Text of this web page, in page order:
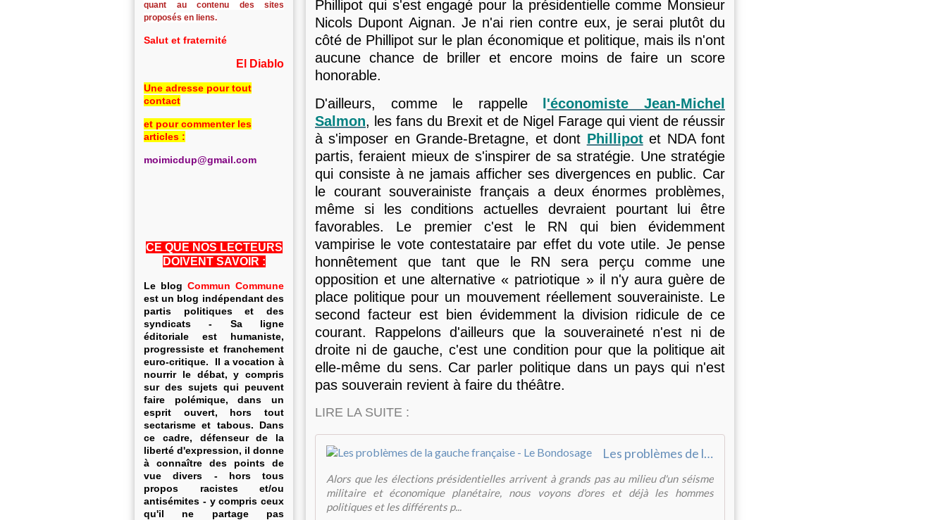
quant au contenu des sites
proposés en liens.
Salut et fraternité
El Diablo
Une adresse pour tout
contact
et pour commenter les
articles :
moimicdup@gmail.com
CE QUE NOS LECTEURS
DOIVENT SAVOIR :
Le blog Commun Commune
est un blog indépendant des
partis politiques et des
syndicats - Sa ligne
éditoriale est humaniste,
progressiste et franchement
euro-critique. Il a vocation à
nourrir le débat, y compris
sur des sujets qui peuvent
faire polémique, dans un
esprit ouvert, hors tout
sectarisme et tabous. Dans
ce cadre, défenseur de la
liberté d'expression, il donne
à connaître des points de
vue divers - hors tous
propos racistes et/ou
antisémites - y compris ceux
qu'il ne partage pas
Phillipot qui s'est engagé pour la présidentielle comme Monsieur
Nicols Dupont Aignan. Je n'ai rien contre eux, je serai plutôt du
côté de Phillipot sur le plan économique et politique, mais ils n'ont
aucune chance de briller et encore moins de faire un score
honorable.
D'ailleurs, comme le rappelle
'économiste Jean-Michel
Salmon, les fans du Brexit et de Nigel Farage qui vient de réussir
à s'imposer en Grande-Bretagne, et dont Phillipotet NDA font
partis, feraient mieux de s'inspirer de sa stratégie. Une stratégie
qui consiste à ne jamais afficher ses divergences en public. Car
le courant souverainiste français a deux énormes problèmes,
même si les conditions actuelles devraient pourtant lui être
favorables. Le premier c'est le RN qui bien évidemment
vampirise le vote contestataire par effet du vote utile. Je pense
honnêtement que tant que le RN sera perçu comme une
opposition et une alternative « patriotique » il n'y aura guère de
place politique pour un mouvement réellement souverainiste. Le
second facteur est bien évidemment la division ridicule de ce
courant. Rappelons d'ailleurs que la souveraineté n'est ni de
droite ni de gauche, c'est une condition pour que la politique ait
elle-même du sens. Car parler politique dans un pays qui n'est
pas souverain revient à faire du théâtre.
LIRE LA SUITE :
Les problèmes de la gauche française - Le Bondosage
Alors que les élections présidentielles arrivent à grands pas au milieu d'un séisme
militaire et économique planétaire, nous voyons d'ores et déjà les hommes
politiques et les différents p...